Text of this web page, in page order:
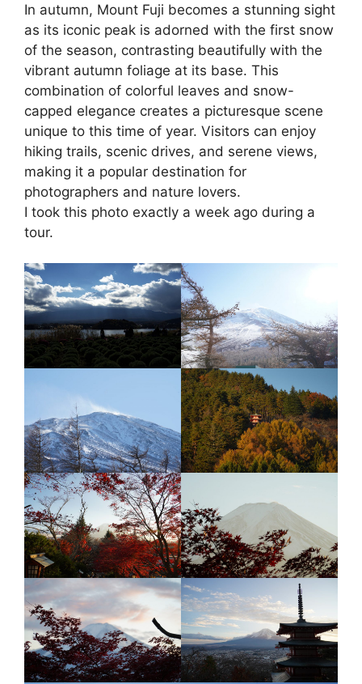
In autumn, Mount Fuji becomes a stunning sight
as its iconic peak is adorned with the first snow
of the season, contrasting beautifully with the
vibrant autumn foliage at its base. This
combination of colorful leaves and snow-
capped elegance creates a picturesque scene
unique to this time of year. Visitors can enjoy
hiking trails, scenic drives, and serene views,
making it a popular destination for
photographers and nature lovers.
I took this photo exactly a week ago during a
tour.